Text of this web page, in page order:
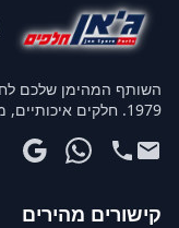
1979. חלקים איכותיים, מחירים תחרותיים ושירות יוצא דופן.
קישורים מהירים